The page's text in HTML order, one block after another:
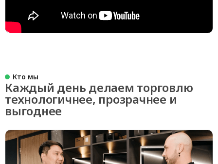
Кто мы
Каждый день делаем торговлю
технологичнее, прозрачнее и
выгоднее